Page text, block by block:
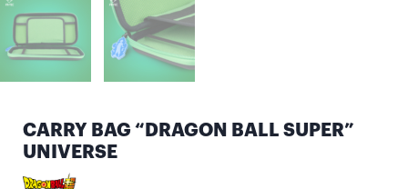
CARRY BAG “DRAGON BALL SUPER”
UNIVERSE